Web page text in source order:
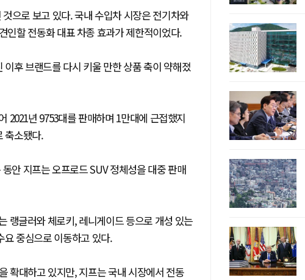
으로 보고 있다. 국내 수입차 시장은 전기차와
인할 전동화 대표 차종 효과가 제한적이었다.
후 브랜드를 다시 키울 만한 상품 축이 약해졌
2021년 9753대를 판매하며 1만대에 근접했지
축소됐다.
안 지프는 오프로드 SUV 정체성을 대중 판매
랭글러와 체로키, 레니게이드 등으로 개성 있는
요 중심으로 이동하고 있다.
확대하고 있지만, 지프는 국내 시장에서 전동